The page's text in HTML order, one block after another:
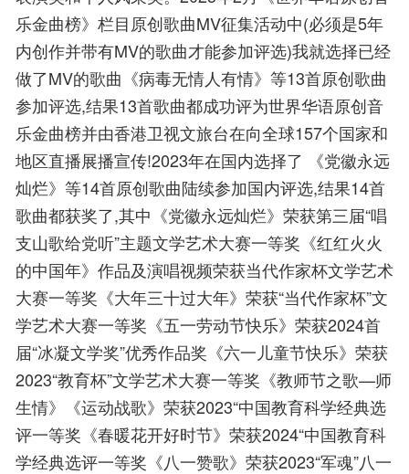
乐金曲榜》栏目原创歌曲MV征集活动中(必须是5年
内创作并带有MV的歌曲才能参加评选)我就选择已经
做了MV的歌曲《病毒无情人有情》等13首原创歌曲
参加评选,结果13首歌曲都成功评为世界华语原创音
乐金曲榜并由香港卫视文旅台在向全球157个国家和
地区直播展播宣传!2023年在国内选择了 《党徽永远
灿烂》等14首原创歌曲陆续参加国内评选,结果14首
歌曲都获奖了,其中《党徽永远灿烂》荣获第三届“唱
支山歌给党听”主题文学艺术大赛一等奖《红红火火
的中国年》作品及演唱视频荣获当代作家杯文学艺术
大赛一等奖《大年三十过大年》荣获“当代作家杯”文
学艺术大赛一等奖《五一劳动节快乐》荣获2024首
届“冰凝文学奖”优秀作品奖《六一儿童节快乐》荣获
2023“教育杯”文学艺术大赛一等奖《教师节之歌—师
生情》《运动战歌》荣获2023“中国教育科学经典选
评一等奖《春暖花开好时节》荣获2024“中国教育科
学经典选评一等奖《八一赞歌》荣获2023“军魂”八一